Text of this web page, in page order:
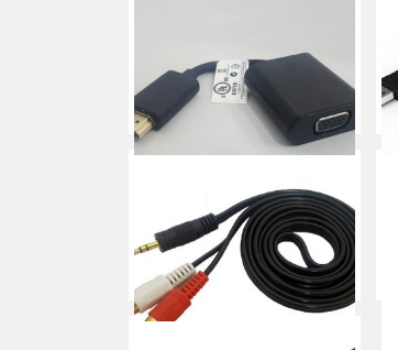
CÁP HDMI -> VGA (HP-
HSTNN-GD07)
Mua ngay